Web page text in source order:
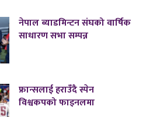
नेपाल ब्याडमिन्टन संघको वार्षिक
साधारण सभा सम्पन्न
फ्रान्सलाई हराउँदै स्पेन
विश्वकपको फाइनलमा